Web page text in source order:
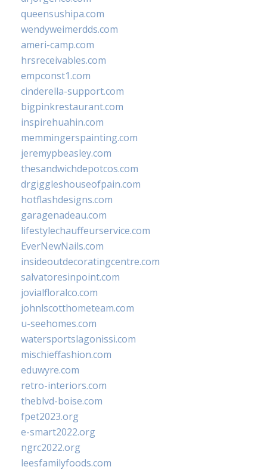
queensushipa.com
wendyweimerdds.com
ameri-camp.com
hrsreceivables.com
empconst1.com
cinderella-support.com
bigpinkrestaurant.com
inspirehuahin.com
memmingerspainting.com
jeremypbeasley.com
thesandwichdepotcos.com
drgiggleshouseofpain.com
hotflashdesigns.com
garagenadeau.com
lifestylechauffeurservice.com
EverNewNails.com
insideoutdecoratingcentre.com
salvatoresinpoint.com
jovialfloralco.com
johnlscotthometeam.com
u-seehomes.com
watersportslagonissi.com
mischieffashion.com
eduwyre.com
retro-interiors.com
theblvd-boise.com
fpet2023.org
e-smart2022.org
ngrc2022.org
leesfamilyfoods.com